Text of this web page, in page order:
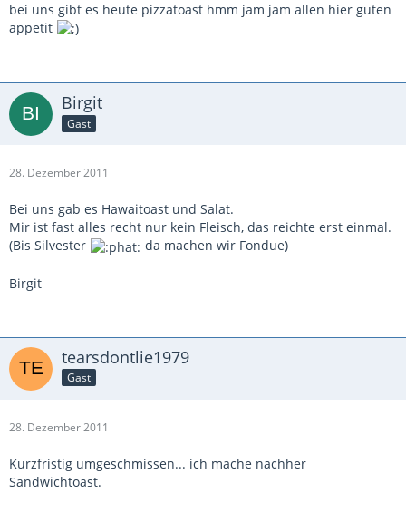
bei uns gibt es heute pizzatoast hmm jam jam allen hier guten
appetit
Birgit
Gast
28. Dezember 2011
Bei uns gab es Hawaitoast und Salat.
Mir ist fast alles recht nur kein Fleisch, das reichte erst einmal.
(Bis Silvester
da machen wir Fondue)
Birgit
tearsdontlie1979
Gast
28. Dezember 2011
Kurzfristig umgeschmissen... ich mache nachher
Sandwichtoast.